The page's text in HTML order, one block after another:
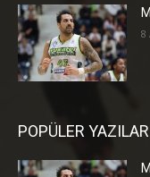
8
POPÜLER YAZILAR